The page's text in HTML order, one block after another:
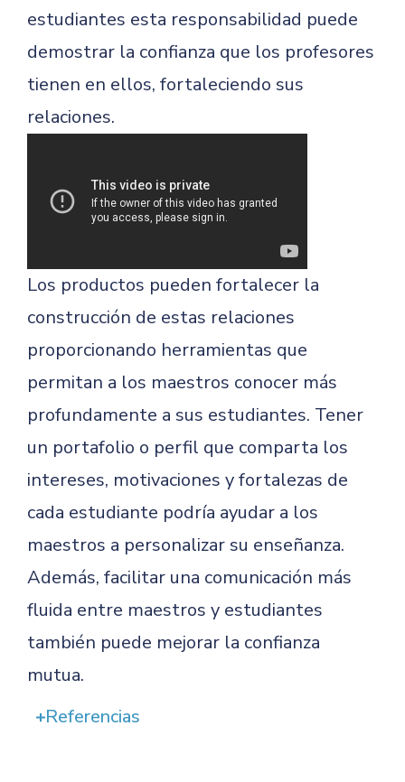
estudiantes esta responsabilidad puede
demostrar la confianza que los profesores
tienen en ellos, fortaleciendo sus
relaciones.
Los productos pueden fortalecer la
construcción de estas relaciones
proporcionando herramientas que
permitan a los maestros conocer más
profundamente a sus estudiantes. Tener
un portafolio o perfil que comparta los
intereses, motivaciones y fortalezas de
cada estudiante podría ayudar a los
maestros a personalizar su enseñanza.
Además, facilitar una comunicación más
fluida entre maestros y estudiantes
también puede mejorar la confianza
mutua.
Referencias